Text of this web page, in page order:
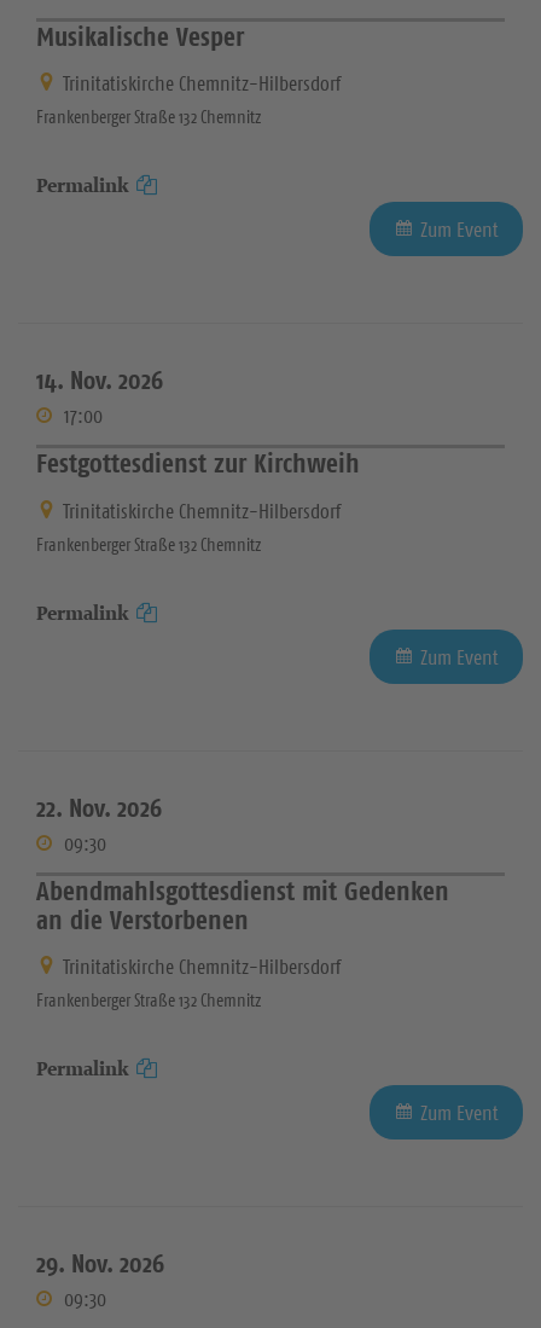
Musikalische Vesper
Trinitatiskirche Chemnitz-Hilbersdorf
Frankenberger Straße 132 Chemnitz
Permalink
Zum Event
14. Nov. 2026
17:00
Festgottesdienst zur Kirchweih
Trinitatiskirche Chemnitz-Hilbersdorf
Frankenberger Straße 132 Chemnitz
Permalink
Zum Event
22. Nov. 2026
09:30
Abendmahlsgottesdienst mit Gedenken
an die Verstorbenen
Trinitatiskirche Chemnitz-Hilbersdorf
Frankenberger Straße 132 Chemnitz
Permalink
Zum Event
29. Nov. 2026
09:30